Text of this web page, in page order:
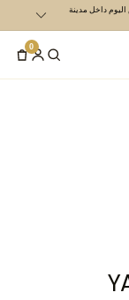
في نفس اليوم داخل مدينة
0